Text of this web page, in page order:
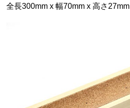
全長300mm x 幅70mm x 高さ27mm